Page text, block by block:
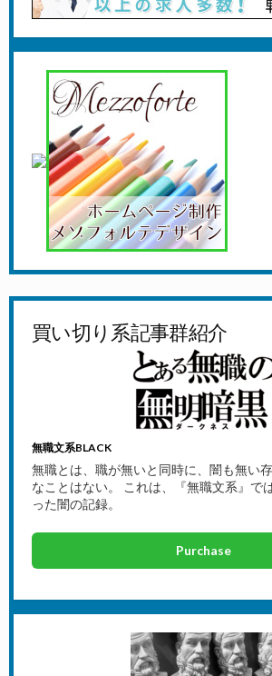
買い切り系記事群紹介
無職文系BLACK
無職とは、職が無いと同時に、闇も無い
なことはない。 これは、『無職文系』で
った闇の記録。
Purchase